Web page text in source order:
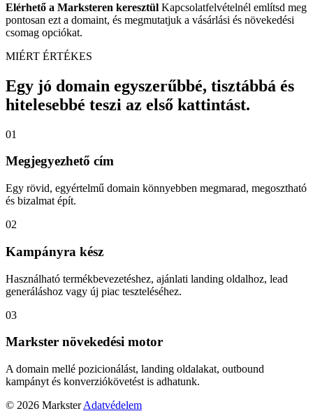
Elérhető a Marksteren keresztül Kapcsolatfelvételnél említsd meg
pontosan ezt a domaint, és megmutatjuk a vásárlási és növekedési
csomag opciókat.
MIÉRT ÉRTÉKES
Egy jó domain egyszerűbbé, tisztábbá és
hitelesebbé teszi az első kattintást.
01
Megjegyezhető cím
Egy rövid, egyértelmű domain könnyebben megmarad, megosztható
és bizalmat épít.
02
Kampányra kész
Használható termékbevezetéshez, ajánlati landing oldalhoz, lead
generáláshoz vagy új piac teszteléséhez.
03
Markster növekedési motor
A domain mellé pozicionálást, landing oldalakat, outbound
kampányt és konverziókövetést is adhatunk.
© 2026 Markster Adatvédelem